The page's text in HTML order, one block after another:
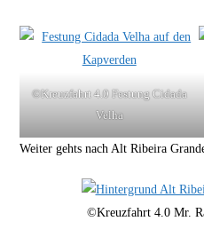
©Kreuzfahrt 4.0 Festung Cidada
Velha
Weiter gehts nach Alt Ribeira
©Kreuzfahrt 4.0 Mr.